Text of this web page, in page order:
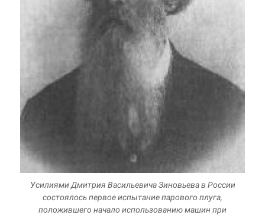
Усилиями Дмитрия Васильевича Зиновьева в России
состоялось первое испытание парового плуга,
положившего начало использованию машин при